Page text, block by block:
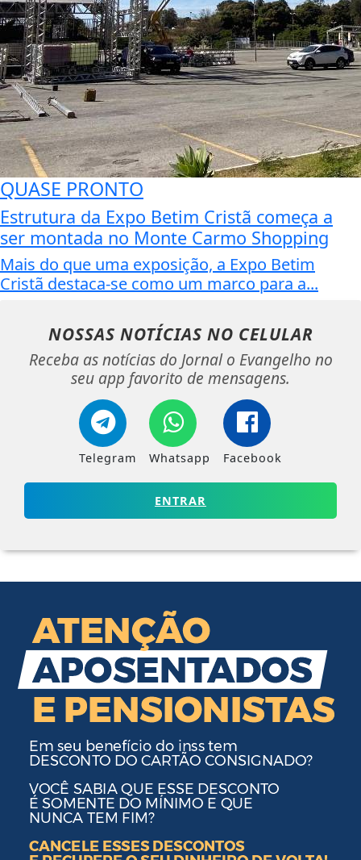
QUASE PRONTO
Estrutura da Expo Betim Cristã começa a
ser montada no Monte Carmo Shopping
Mais do que uma exposição, a Expo Betim
Cristã destaca-se como um marco para a...
NOSSAS NOTÍCIAS NO CELULAR
Receba as notícias do Jornal o Evangelho no
seu app favorito de mensagens.
Telegram Whatsapp Facebook
ENTRAR